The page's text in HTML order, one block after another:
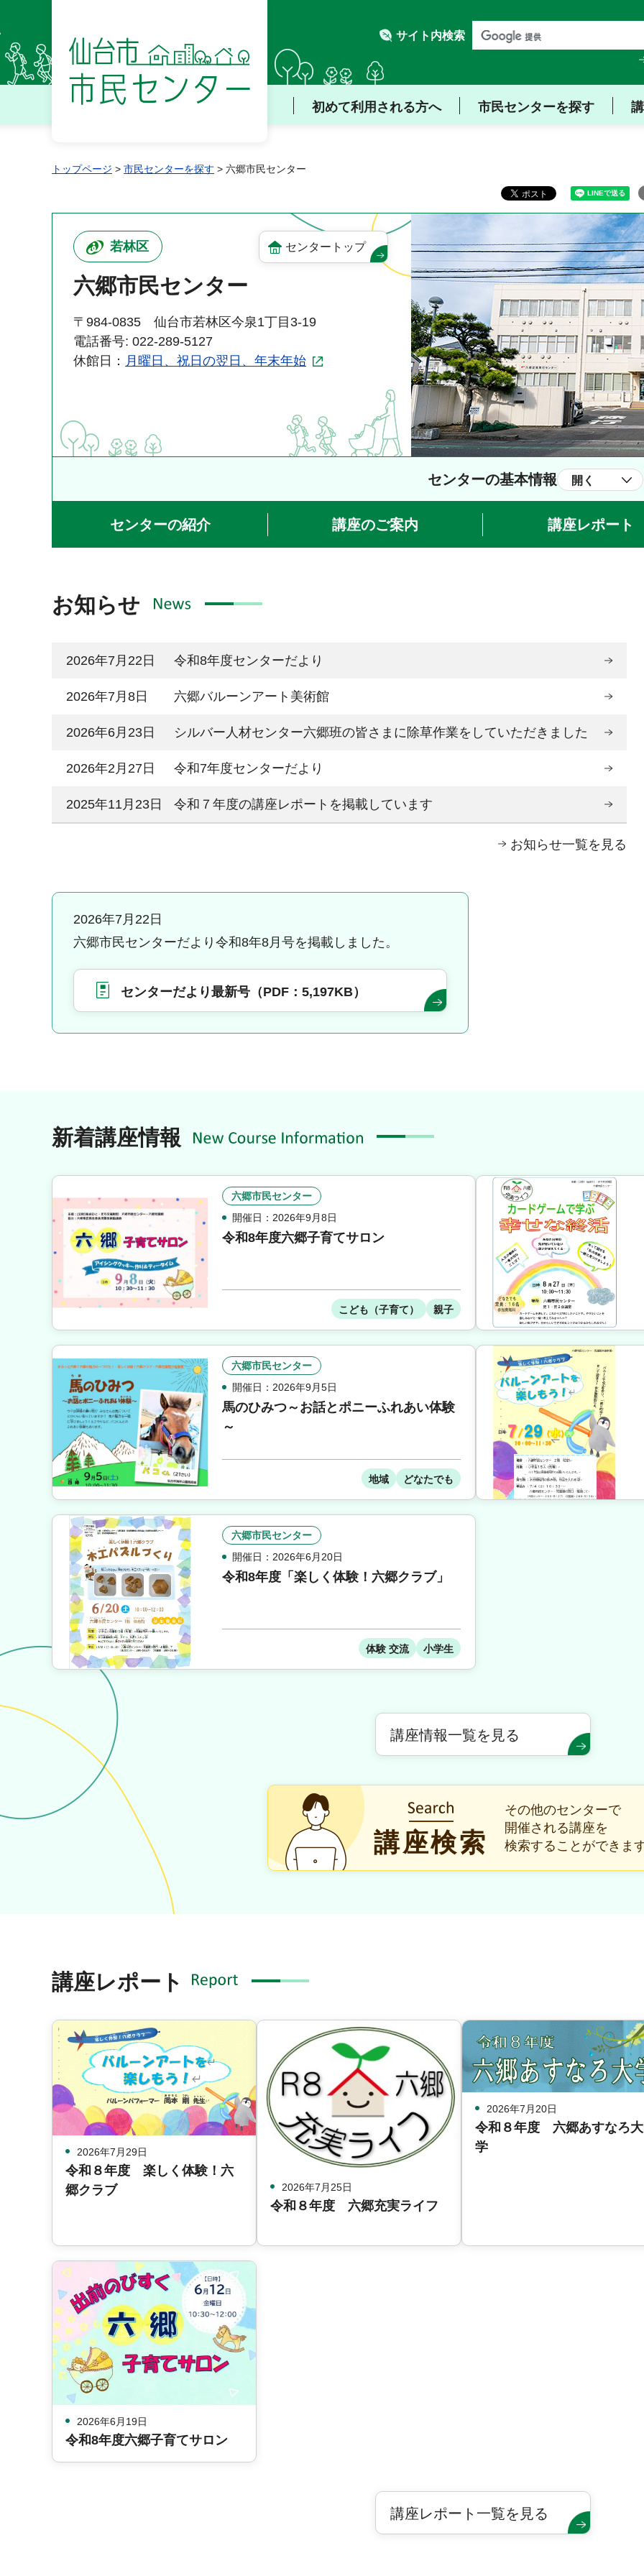
仙台市 市民センター
サイト内検索
初めて利用される方へ 市民センターを探す
トップページ > 市民センターを探す > 六郷市民センター
若林区 センタートップ
六郷市民センター
〒984-0835 仙台市若林区今泉1丁目3-19
電話番号: 022-289-5127
休館日： 月曜日、祝日の翌日、年末年始
センターの基本情報 開く
センターの紹介 講座のご案内 講座レポート
お知らせ
2026年7月22日 令和8年度センターだより
2026年7月8日 六郷バルーンアート美術館
2026年6月23日 シルバー人材センター六郷班の皆さまに除草作業をしていただきました
2026年2月27日 令和7年度センターだより
2025年11月23日 令和７年度の講座レポートを掲載しています
お知らせ一覧を見る
2026年7月22日
六郷市民センターだより令和8年8月号を掲載しました。
センターだより最新号（PDF：5,197KB）
新着講座情報
六郷市民センター
開催日：2026年9月8日
令和8年度六郷子育てサロン
こども（子育て） 親子
六郷市民センター
開催日：2026年9月5日
馬のひみつ～お話とポニーふれあい体験
～
地域 どなたでも
六郷市民センター
開催日：2026年6月20日
令和8年度「楽しく体験！六郷クラブ」
体験 交流 小学生
講座情報一覧を見る
講座検索
その他のセンターで
開催される講座を
検索することができま
講座レポート
2026年7月29日
令和８年度 楽しく体験！六
郷クラブ
2026年7月25日
令和８年度 六郷充実ライフ
2026年7月20日
令和８年度 六郷あすなろ大
学
2026年6月19日
令和8年度六郷子育てサロン
講座レポート一覧を見る